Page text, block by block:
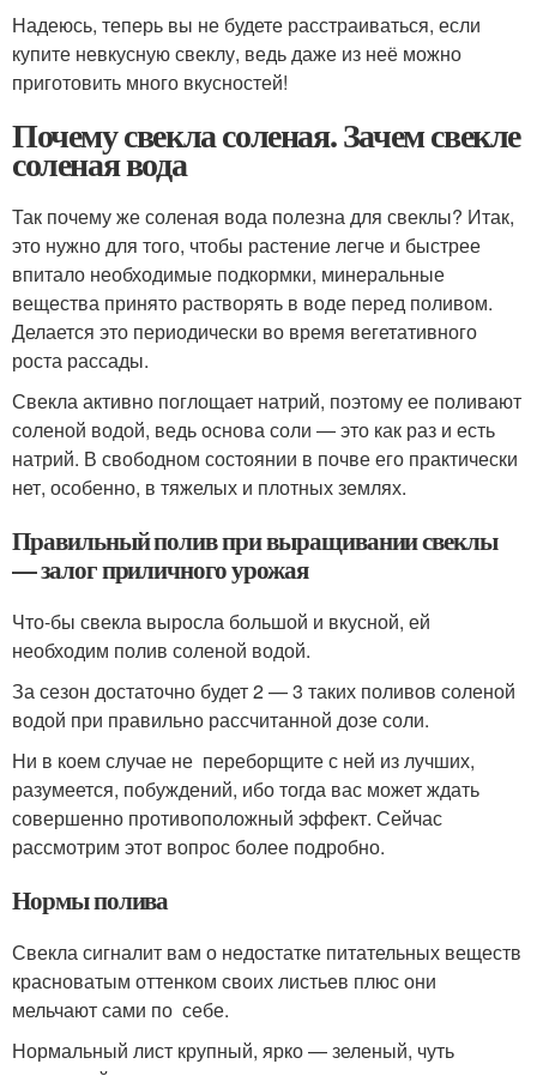
Надеюсь, теперь вы не будете расстраиваться, если
купите невкусную свеклу, ведь даже из неё можно
приготовить много вкусностей!
Почему свекла соленая. Зачем свекле
соленая вода
Так почему же соленая вода полезна для свеклы? Итак,
это нужно для того, чтобы растение легче и быстрее
впитало необходимые подкормки, минеральные
вещества принято растворять в воде перед поливом.
Делается это периодически во время вегетативного
роста рассады.
Свекла активно поглощает натрий, поэтому ее поливают
соленой водой, ведь основа соли — это как раз и есть
натрий. В свободном состоянии в почве его практически
нет, особенно, в тяжелых и плотных землях.
Правильный полив при выращивании свеклы
— залог приличного урожая
Что-бы свекла выросла большой и вкусной, ей
необходим полив соленой водой.
За сезон достаточно будет 2 — 3 таких поливов соленой
водой при правильно рассчитанной дозе соли.
Ни в коем случае не переборщите с ней из лучших,
разумеется, побуждений, ибо тогда вас может ждать
совершенно противоположный эффект. Сейчас
рассмотрим этот вопрос более подробно.
Нормы полива
Свекла сигналит вам о недостатке питательных веществ
красноватым оттенком своих листьев плюс они
мельчают сами по себе.
Нормальный лист крупный, ярко — зеленый, чуть